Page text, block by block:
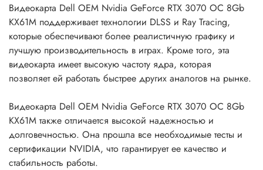
Видеокарта Dell OEM Nvidia GeForce RTX 3070 OC 8Gb
KX61M поддерживает технологии DLSS и Ray Tracing,
которые обеспечивают более реалистичную графику и
лучшую производительность в играх. Кроме того, эта
видеокарта имеет высокую частоту ядра, которая
позволяет ей работать быстрее других аналогов на рынке.
Видеокарта Dell OEM Nvidia GeForce RTX 3070 OC 8Gb
KX61M также отличается высокой надежностью и
долговечностью. Она прошла все необходимые тесты и
сертификации NVIDIA, что гарантирует ее качество и
стабильность работы.